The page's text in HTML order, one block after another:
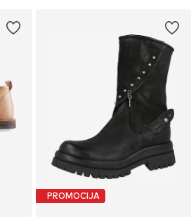
PROMOCIJA